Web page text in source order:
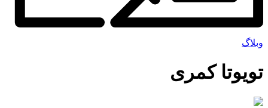
وبلاگ
تویوتا کمری